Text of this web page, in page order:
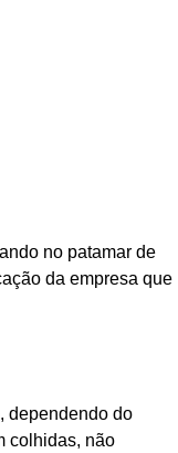
no patamar de
da empresa que
dependendo do
colhidas, não